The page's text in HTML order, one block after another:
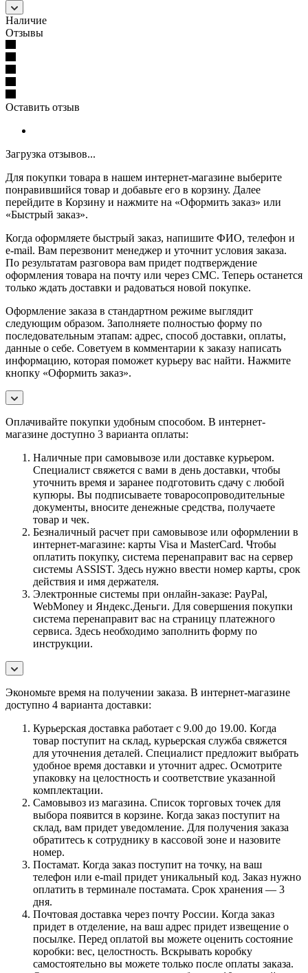
Наличие
Отзывы
Оставить отзыв
Загрузка отзывов...
Для покупки товара в нашем интернет-магазине выберите
понравившийся товар и добавьте его в корзину. Далее
перейдите в Корзину и нажмите на «Оформить заказ» или
«Быстрый заказ».
Когда оформляете быстрый заказ, напишите ФИО, телефон и
e-mail. Вам перезвонит менеджер и уточнит условия заказа.
По результатам разговора вам придет подтверждение
оформления товара на почту или через СМС. Теперь останется
только ждать доставки и радоваться новой покупке.
Оформление заказа в стандартном режиме выглядит
следующим образом. Заполняете полностью форму по
последовательным этапам: адрес, способ доставки, оплаты,
данные о себе. Советуем в комментарии к заказу написать
информацию, которая поможет курьеру вас найти. Нажмите
кнопку «Оформить заказ».
Оплачивайте покупки удобным способом. В интернет-
магазине доступно 3 варианта оплаты:
Наличные при самовывозе или доставке курьером.
Специалист свяжется с вами в день доставки, чтобы
уточнить время и заранее подготовить сдачу с любой
купюры. Вы подписываете товаросопроводительные
документы, вносите денежные средства, получаете
товар и чек.
Безналичный расчет при самовывозе или оформлении в
интернет-магазине: карты Visa и MasterCard. Чтобы
оплатить покупку, система перенаправит вас на сервер
системы ASSIST. Здесь нужно ввести номер карты, срок
действия и имя держателя.
Электронные системы при онлайн-заказе: PayPal,
WebMoney и Яндекс.Деньги. Для совершения покупки
система перенаправит вас на страницу платежного
сервиса. Здесь необходимо заполнить форму по
инструкции.
Экономьте время на получении заказа. В интернет-магазине
доступно 4 варианта доставки:
Курьерская доставка работает с 9.00 до 19.00. Когда
товар поступит на склад, курьерская служба свяжется
для уточнения деталей. Специалист предложит выбрать
удобное время доставки и уточнит адрес. Осмотрите
упаковку на целостность и соответствие указанной
комплектации.
Самовывоз из магазина. Список торговых точек для
выбора появится в корзине. Когда заказ поступит на
склад, вам придет уведомление. Для получения заказа
обратитесь к сотруднику в кассовой зоне и назовите
номер.
Постамат. Когда заказ поступит на точку, на ваш
телефон или e-mail придет уникальный код. Заказ нужно
оплатить в терминале постамата. Срок хранения — 3
дня.
Почтовая доставка через почту России. Когда заказ
придет в отделение, на ваш адрес придет извещение о
посылке. Перед оплатой вы можете оценить состояние
коробки: вес, целостность. Вскрывать коробку
самостоятельно вы можете только после оплаты заказа.